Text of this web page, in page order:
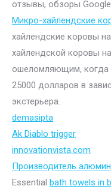
отзывы, обзоры
Микро-хайлендские
хайлендские коровы
хайлендской коровы
ошеломляющим, когда
25000 долларов в
экстерьера.
demasipta
Ak Diablo trigger
innovationvista.com
Производитель
Essential bath towels in